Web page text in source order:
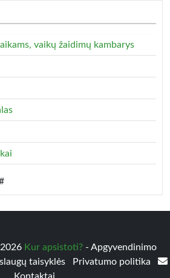
vaikų žaidimų kambarys
Kur apsistoti? - Apgyvendinimo
taisyklės
Privatumo politika